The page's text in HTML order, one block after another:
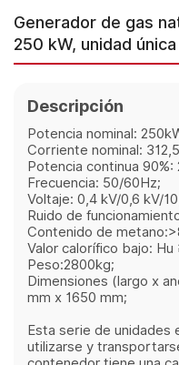
Generador de gas
250 kW, unidad única
Descripción
Potencia nominal:
Corriente nominal:
Potencia continua 90%:
Frecuencia: 50/60Hz;
Voltaje: 0,4 kV/0,6 kV/
Ruido de
Contenido de
Valor calorífico bajo:
Peso:2800kg;
Dimensiones (largo x
mm x 1650 mm;
Esta serie de unidades
utilizarse y